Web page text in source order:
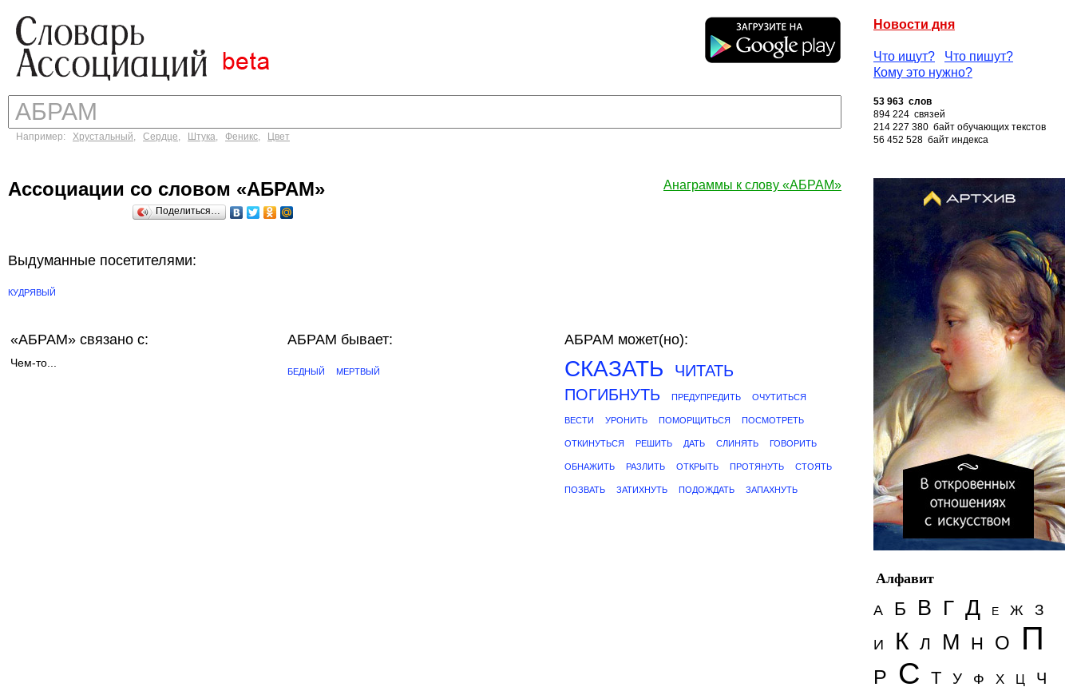
Новости дня
Что ищут?
Что пишут?
Кому это нужно?
Например: Хрустальный, Сердце, Штука, Феникс, Цвет
53 963 слов
894 224 связей
214 227 380 байт обучающих текстов
56 452 528 байт индекса
Анаграммы к слову «АБРАМ»
Ассоциации со словом «АБРАМ»
Поделиться…
Выдуманные посетителями:
КУДРЯВЫЙ
«АБРАМ» связано с:
Чем-то...
АБРАМ бывает:
БЕДНЫЙ МЕРТВЫЙ
АБРАМ может(но):
СКАЗАТЬ
ЧИТАТЬ
ПОГИБНУТЬ
ПРЕДУПРЕДИТЬ ОЧУТИТЬСЯ
ВЕСТИ УРОНИТЬ ПОМОРЩИТЬСЯ ПОСМОТРЕТЬ
ОТКИНУТЬСЯ РЕШИТЬ ДАТЬ СЛИНЯТЬ ГОВОРИТЬ
ОБНАЖИТЬ РАЗЛИТЬ ОТКРЫТЬ ПРОТЯНУТЬ СТОЯТЬ
ПОЗВАТЬ ЗАТИХНУТЬ ПОДОЖДАТЬ ЗАПАХНУТЬ
Алфавит
А
Б В Г Д Е Ж З
И К Л М Н О П
Р С Т У Ф Х Ц Ч